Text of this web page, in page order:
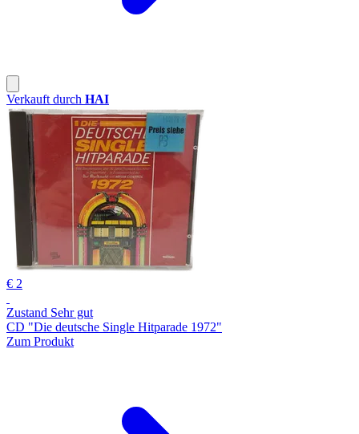
Verkauft durch HAI
€ 2
Zustand Sehr gut
CD "Die deutsche Single Hitparade 1972"
Zum Produkt